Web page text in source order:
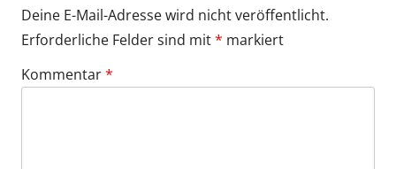
Deine E-Mail-Adresse wird nicht veröffentlicht.
Erforderliche Felder sind mit* markiert
Kommentar*